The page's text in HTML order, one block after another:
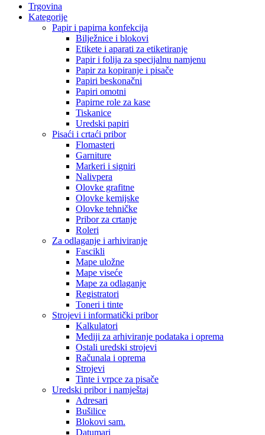
Trgovina
Kategorije
Papir i papirna konfekcija
Bilježnice i blokovi
Etikete i aparati za etiketiranje
Papir i folija za specijalnu namjenu
Papir za kopiranje i pisače
Papiri beskonačni
Papiri omotni
Papirne role za kase
Tiskanice
Uredski papiri
Pisaći i crtaći pribor
Flomasteri
Garniture
Markeri i signiri
Nalivpera
Olovke grafitne
Olovke kemijske
Olovke tehničke
Pribor za crtanje
Roleri
Za odlaganje i arhiviranje
Fascikli
Mape uložne
Mape viseće
Mape za odlaganje
Registratori
Toneri i tinte
Strojevi i informatički pribor
Kalkulatori
Mediji za arhiviranje podataka i oprema
Ostali uredski strojevi
Računala i oprema
Strojevi
Tinte i vrpce za pisače
Uredski pribor i namještaj
Adresari
Bušilice
Blokovi sam.
Datumari